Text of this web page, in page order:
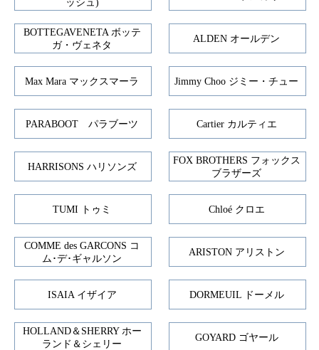
ッシュ)
BOTTEGAVENETA ボッテ
ガ・ヴェネタ
ALDEN オールデン
Max Mara マックスマーラ Jimmy Choo ジミー・チュー
PARABOOT パラブーツ Cartier カルティエ
HARRISONS ハリソンズ
FOX BROTHERS フォックス
ブラザーズ
TUMI トゥミ Chloé クロエ
COMME des GARCONS コ
ム･デ･ギャルソン
ARISTON アリストン
ISAIA イザイア DORMEUIL ドーメル
HOLLAND＆SHERRY ホー
ランド＆シェリー
GOYARD ゴヤール